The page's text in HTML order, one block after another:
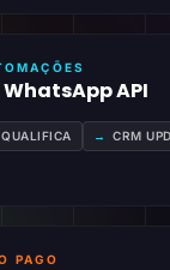
WhatsApp API
→ CRM
PAGO